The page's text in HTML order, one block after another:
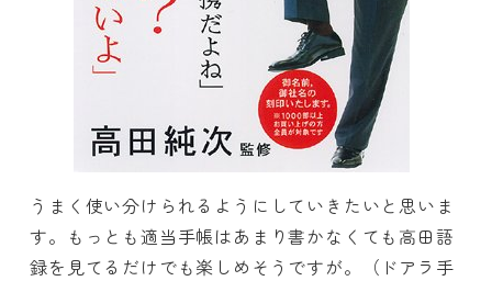
うまく使い分けられるようにしていきたいと思いま
す。もっとも適当手帳はあまり書かなくても高田語
録を見てるだけでも楽しめそうですが。（ドアラ手